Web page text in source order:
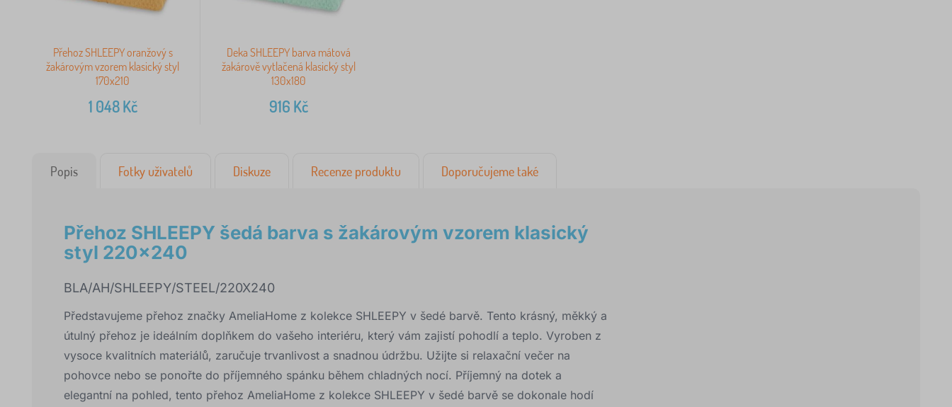
Přehoz SHLEEPY oranžový s
žakárovým vzorem klasický styl
170x210
1 048Kč
Deka SHLEEPY barva mátová
žakárově vytlačená klasický styl
130x180
916 Kč
Popis Fotky uživatelů Diskuze Recenze produktu Doporučujeme také
Přehoz SHLEEPY šedá barva s žakárovým vzorem klasický
styl 220x240
BLA/AH/SHLEEPY/STEEL/220X240
Představujeme přehoz značky AmeliaHome z kolekce SHLEEPY v šedé barvě. Tento krásný, měkký a
útulný přehoz je ideálním doplňkem do vašeho interiéru, který vám zajistí pohodlí a teplo. Vyroben z
vysoce kvalitních materiálů, zaručuje trvanlivost a snadnou údržbu. Užijte si relaxační večer na
pohovce nebo se ponořte do příjemného spánku během chladných nocí. Příjemný na dotek a
elegantní na pohled, tento přehoz AmeliaHome z kolekce SHLEEPY v šedé barvě se dokonale hodí